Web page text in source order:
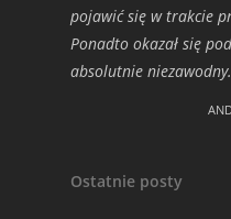
pojawić się w trakcie
Ponadto okazał się
absolutnie niezawodny.
Ostatnie posty